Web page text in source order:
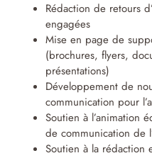
Rédaction de retours
engagées
Mise en page de
(brochures, flyers,
présentations)
Développement de
communication pour
Soutien à l’animation
de communication de
Soutien à la rédaction